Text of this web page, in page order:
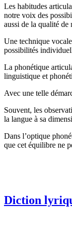
Les habitudes
notre voix des
aussi de la qualité de
Une technique
possibilités
La phonétique
linguistique et
Avec une telle
Souvent, les
la langue à sa
Dans l’optique
que cet équilibre ne
Diction